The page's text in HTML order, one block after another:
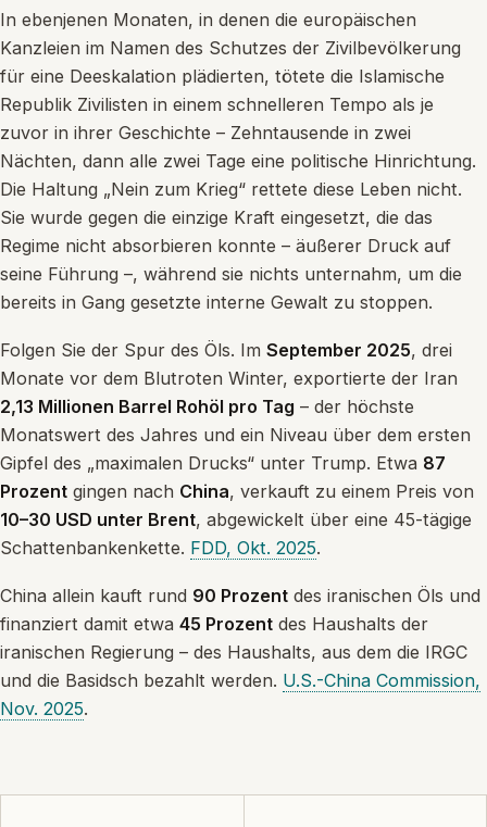
In ebenjenen Monaten, in denen die europäischen
Kanzleien im Namen des Schutzes der Zivilbevölkerung
für eine Deeskalation plädierten, tötete die Islamische
Republik Zivilisten in einem schnelleren Tempo als je
zuvor in ihrer Geschichte – Zehntausende in zwei
Nächten, dann alle zwei Tage eine politische Hinrichtung.
Die Haltung „Nein zum Krieg“ rettete diese Leben nicht.
Sie wurde gegen die einzige Kraft eingesetzt, die das
Regime nicht absorbieren konnte – äußerer Druck auf
seine Führung –, während sie nichts unternahm, um die
bereits in Gang gesetzte interne Gewalt zu stoppen.
Folgen Sie der Spur des Öls. Im September 2025, drei
Monate vor dem Blutroten Winter, exportierte der Iran
2,13 Millionen Barrel Rohöl pro Tag – der höchste
Monatswert des Jahres und ein Niveau über dem ersten
Gipfel des „maximalen Drucks“ unter Trump. Etwa 87
Prozent gingen nach China, verkauft zu einem Preis von
10–30 USD unter Brent, abgewickelt über eine 45-tägige
Schattenbankenkette. FDD, Okt. 2025.
China allein kauft rund 90 Prozent des iranischen Öls und
finanziert damit etwa 45 Prozent des Haushalts der
iranischen Regierung – des Haushalts, aus dem die IRGC
und die Basidsch bezahlt werden. U.S.-China Commission,
Nov. 2025.